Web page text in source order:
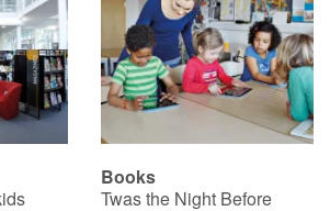
Books
Twas the Night Before